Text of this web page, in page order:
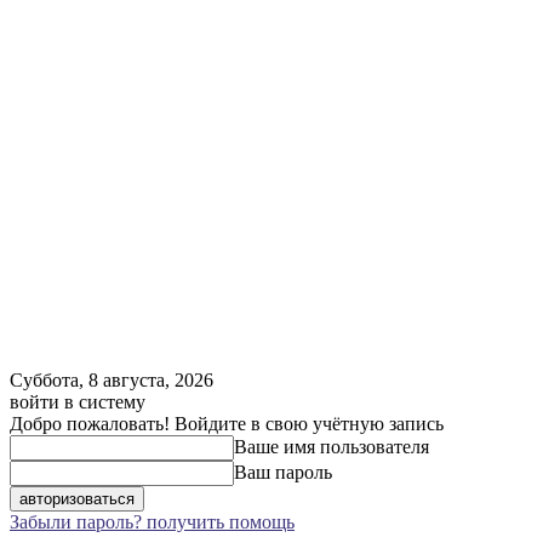
Суббота, 8 августа, 2026
войти в систему
Добро пожаловать! Войдите в свою учётную запись
Ваше имя пользователя
Ваш пароль
Забыли пароль? получить помощь